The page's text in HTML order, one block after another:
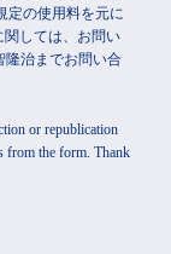
定の使用料を元に
しては、お問い
隆治までお問い合
or republication
from the form. Thank